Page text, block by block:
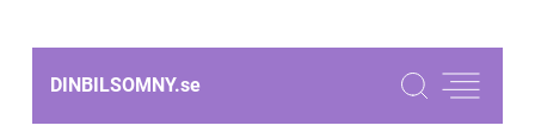
DINBILSOMNY.se